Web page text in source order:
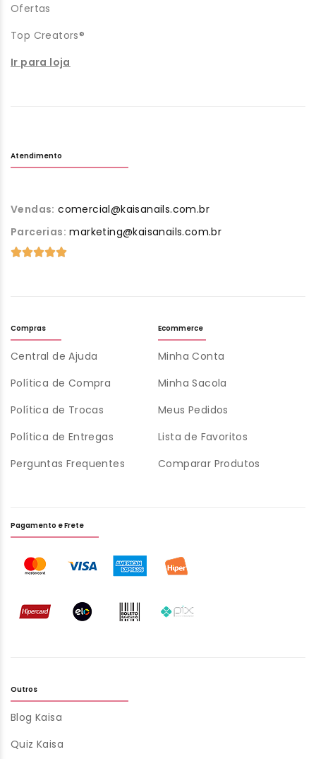
Ofertas
Top Creators®
Ir para loja
Atendimento
Vendas: comercial@kaisanails.com.br
Parcerias: marketing@kaisanails.com.br
Compras
Central de Ajuda
Política de Compra
Política de Trocas
Política de Entregas
Perguntas Frequentes
Ecommerce
Minha Conta
Minha Sacola
Meus Pedidos
Lista de Favoritos
Comparar Produtos
Outros
Blog Kaisa
Quiz Kaisa
Pagamento e Frete